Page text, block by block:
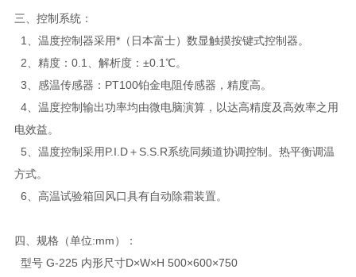
三、控制系统：
1、温度控制器采用*（日本富士）数显触摸按键式控制器。
2、精度：0.1、解析度：±0.1℃。
3、感温传感器：PT100铂金电阻传感器，精度高。
4、温度控制输出功率均由微电脑演算，以达高精度及高效率之用
电效益。
5、温度控制采用P.I.D＋S.S.R系统同频道协调控制。热平衡调温
方式。
6、高温试验箱回风口具有自动除霜装置。
四、规格（单位:mm）：
型号 G-225 内形尺寸D×W×H 500×600×750